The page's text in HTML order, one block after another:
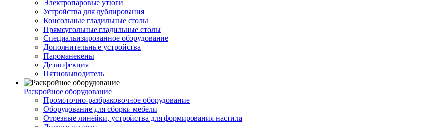
Электропаровые утюги
Устройства для дублирования
Консольные гладильные столы
Прямоугольные гладильные столы
Специальизированное оборудование
Дополнительные устройства
Пароманекены
Дезинфекция
Пятновыводитель
Раскройное оборудование
Промоточно-разбраковочное оборудование
Оборудование для сборки мебели
Отрезные линейки, устройства для формирования настила